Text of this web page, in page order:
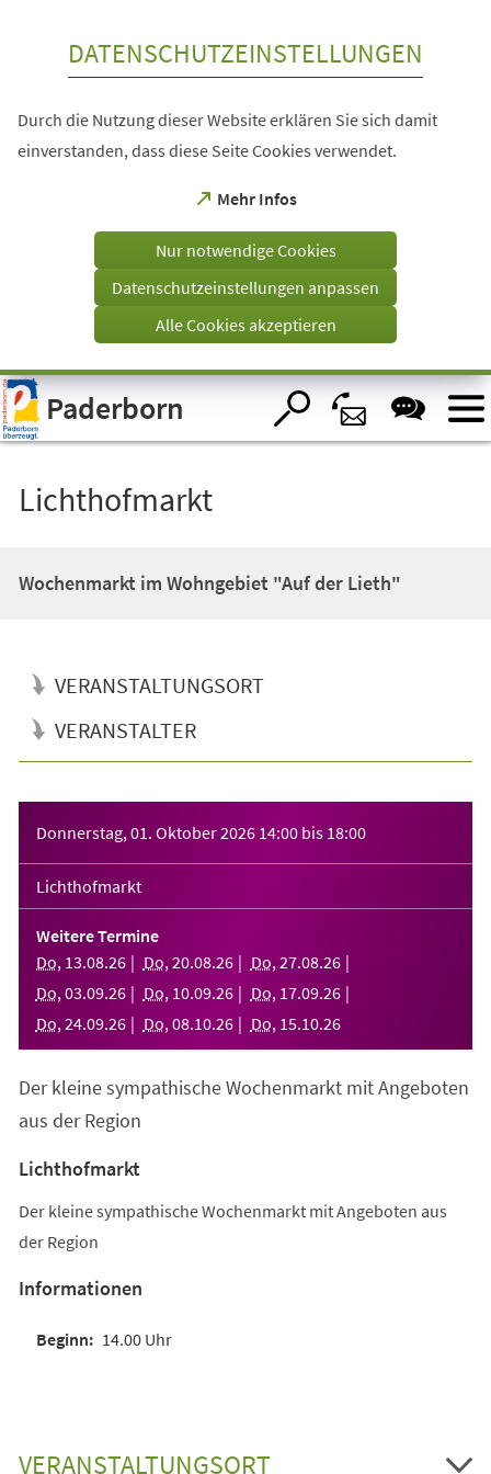
Visuelle
Assistenzsoftware
öffnen.
DATENSCHUTZEINSTELLUNGEN
Durch die Nutzung dieser Website erklären Sie sich damit
einverstanden, dass diese Seite Cookies verwendet.
Mehr Infos
(Öffnet
einem
Tab)
Nur notwendige Cookies
Datenschutzeinstellungen anpassen
Alle Cookies akzeptieren
Paderborn
Lichthofmarkt
Wochenmarkt im Wohngebiet "Auf der Lieth"
VERANSTALTUNGSORT
VERANSTALTER
Donnerstag, 01. Oktober 2026 14:00 bis 18:00
Lichthofmarkt
Weitere Termine
Do, 13.08.26 Do, 20.08.26 Do, 27.08.26
Do, 03.09.26 Do, 10.09.26 Do, 17.09.26
Do, 24.09.26 Do, 08.10.26 Do, 15.10.26
Der kleine sympathische Wochenmarkt mit Angeboten
aus der Region
Lichthofmarkt
Der kleine sympathische Wochenmarkt mit Angeboten aus
der Region
Informationen
14.00 Uhr
VERANSTALTUNGSORT